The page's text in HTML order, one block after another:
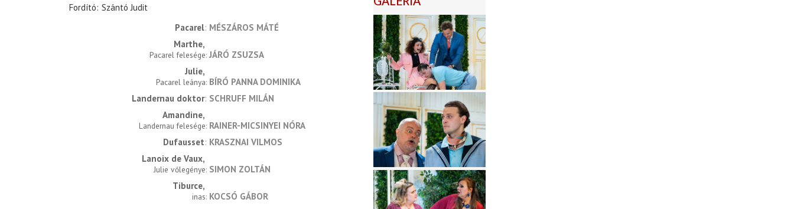
Fordító Szántó Judit
Pacarel MÉSZÁROS MÁTÉ
Marthe
Pacarel felesége JÁRÓ ZSUZSA
Julie
Pacarel leánya BÍRÓ PANNA DOMINIKA
Landernau doktor SCHRUFF MILÁN
Amandine
Landernau felesége RAINER-MICSINYEI NÓRA
Dufausset KRASZNAI VILMOS
Lanoix de Vaux
Julie vőlegénye SIMON ZOLTÁN
Tiburce
inas KOCSÓ GÁBOR